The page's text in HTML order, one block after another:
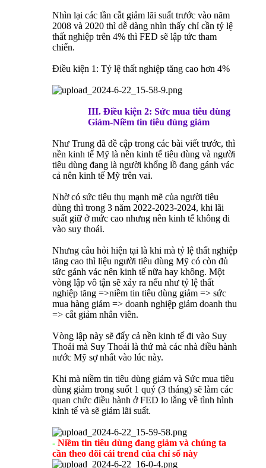
Nhìn lại các lần cắt giảm lãi suất trước vào năm
2008 và 2020 thì dễ dàng nhìn thấy chỉ cần tỷ lệ
thất nghiệp trên 4% thì FED sẽ lập tức tham
chiến.
Điều kiện 1: Tỷ lệ thất nghiệp tăng cao hơn 4%
III. Điều kiện 2: Sức mua tiêu dùng
Giảm-Niềm tin tiêu dùng giảm
Như Trung đã đề cập trong các bài viết trước, thì
nền kinh tế Mỹ là nền kinh tế tiêu dùng và người
tiêu dùng đang là người khổng lồ đang gánh vác
cả nên kinh tế Mỹ trên vai.
Nhờ có sức tiêu thụ mạnh mẽ của người tiêu
dùng thì trong 3 năm 2022-2023-2024, khi lãi
suất giữ ở mức cao nhưng nên kinh tế không đi
vào suy thoái.
Nhưng câu hỏi hiện tại là khi mà tỷ lệ thất nghiệp
tăng cao thì liệu người tiêu dùng Mỹ có còn đủ
sức gánh vác nên kinh tế nữa hay không. Một
vòng lập vô tận sẽ xảy ra nếu như tỷ lệ thất
nghiệp tăng =>niềm tin tiêu dùng giảm => sức
mua hàng giảm => doanh nghiệp giảm doanh thu
=> cắt giảm nhân viên.
Vòng lập này sẽ đẩy cả nền kinh tế đi vào Suy
Thoái mà Suy Thoái là thứ mà các nhà điều hành
nước Mỹ sợ nhất vào lúc này.
Khi mà niềm tin tiêu dùng giảm và Sức mua tiêu
dùng giảm trong suốt 1 quý (3 tháng) sẽ làm các
quan chức điều hành ở FED lo lắng về tình hình
kinh tế và sẽ giảm lãi suất.
- Niềm tin tiêu dùng đang giảm và chúng ta
cần theo dõi cái trend của chỉ số này